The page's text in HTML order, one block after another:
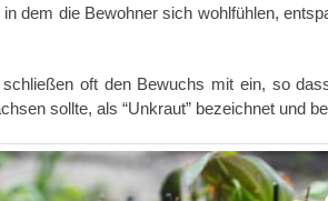
dem die Bewohner sich wohlfühlen,
oft den Bewuchs mit ein, so
sollte, als “Unkraut” bezeichnet und